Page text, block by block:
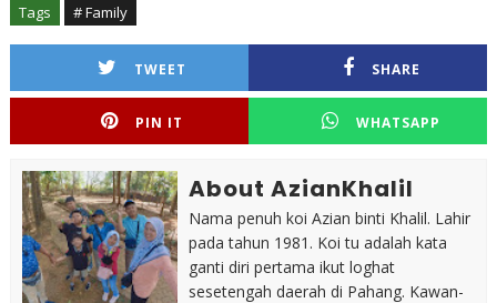
Tags # Family
TWEET SHARE
PIN IT WHATSAPP
About AzianKhalil
Nama penuh koi Azian binti Khalil. Lahir
pada tahun 1981. Koi tu adalah kata
ganti diri pertama ikut loghat
sesetengah daerah di Pahang. Kawan-